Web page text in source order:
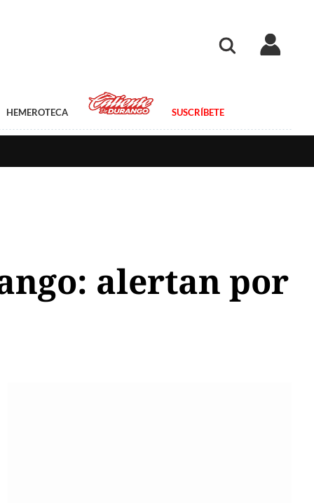
HEMEROTECA SUSCRÍBETE
alertan por